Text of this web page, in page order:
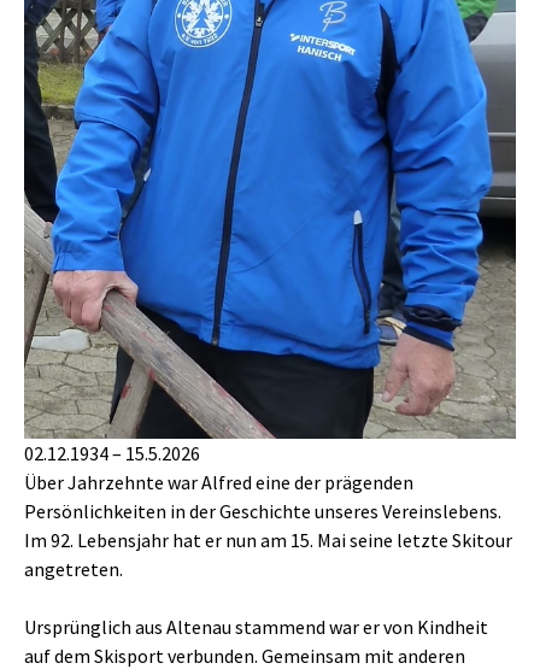
02.12.1934 – 15.5.2026
Über Jahrzehnte war Alfred eine der prägenden
Persönlichkeiten in der Geschichte unseres Vereinslebens.
Im 92. Lebensjahr hat er nun am 15. Mai seine letzte Skitour
angetreten.
Ursprünglich aus Altenau stammend war er von Kindheit
auf dem Skisport verbunden. Gemeinsam mit anderen